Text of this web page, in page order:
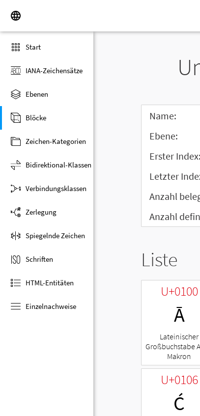
Start
IANA-Zeichensätze
Ebenen
Blöcke
Zeichen-Kategorien
Bidirektional-Klassen
Verbindungsklassen
Zerlegung
Spiegelnde Zeichen
Schriften
HTML-Entitäten
Einzelnachweise
Name:
Ebene:
Erster Index:
Letzter
Anzahl
Anzahl
Liste
U+0100
Ā
Lateinischer
Großbuchstabe
Makron
U+0106
Ć